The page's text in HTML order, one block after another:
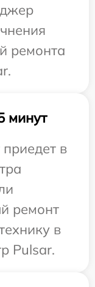
ремонта
минут
в
ремонт
в
Pulsar.